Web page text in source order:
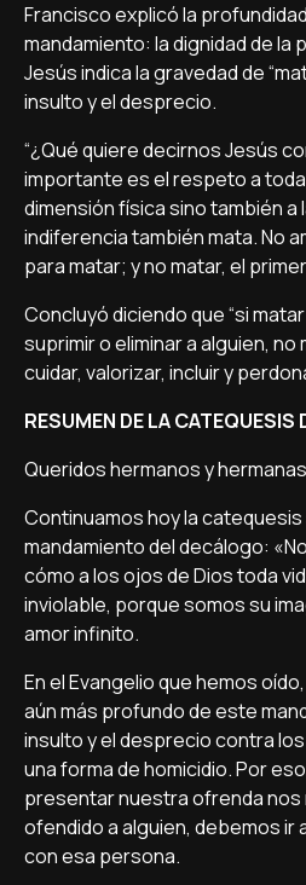
Francisco explicó la
mandamiento: la dignidad de la
Jesús indica la gravedad de
insulto y el desprecio.
“¿Qué quiere decirnos Jesús
importante es el respeto a
dimensión física sino también a
indiferencia también mata. No
para matar; y no matar, el
Concluyó diciendo que “si
suprimir o eliminar a alguien, no
cuidar, valorizar, incluir y
RESUMEN DE LA CATEQUESIS
Queridos hermanos y
Continuamos hoy la
mandamiento del decálogo:
cómo a los ojos de Dios toda
inviolable, porque somos su
amor infinito.
En el Evangelio que hemos
aún más profundo de este
insulto y el desprecio contra
una forma de homicidio. Por
presentar nuestra ofrenda
ofendido a alguien, debemos ir
con esa persona.